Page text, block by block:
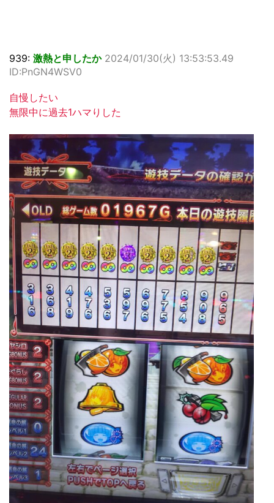
939: 激熱と申したか 2024/01/30(火) 13:53:53.49
ID:PnGN4WSV0
自慢したい
無限中に過去1ハマりした